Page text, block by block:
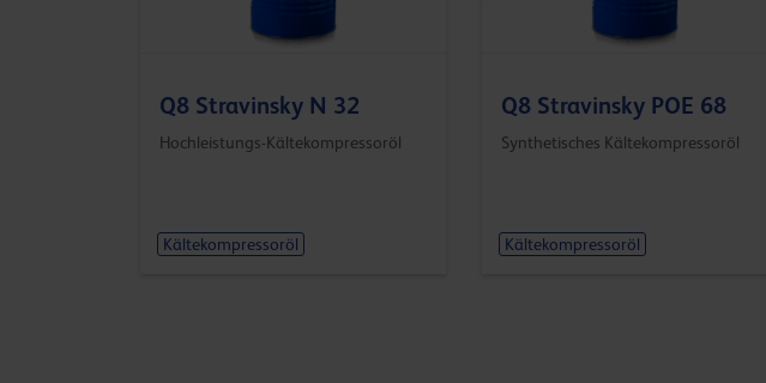
Q8 Stravinsky N 32
Hochleistungs-Kältekompressoröl
Kältekompressoröl
Q8 Stravinsky POE 68
Synthetisches Kältekompressoröl
Kältekompressoröl